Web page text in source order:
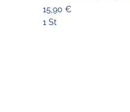
15,90 €
1 St